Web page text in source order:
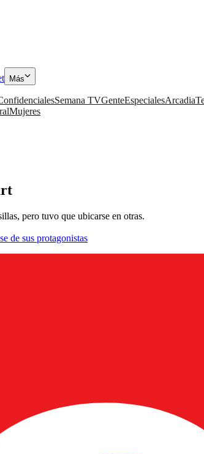
Más
Semana TVGenteEspecialesArcadia
Mujeres
pero tuvo que ubicarse en otras.
de sus protagonistas